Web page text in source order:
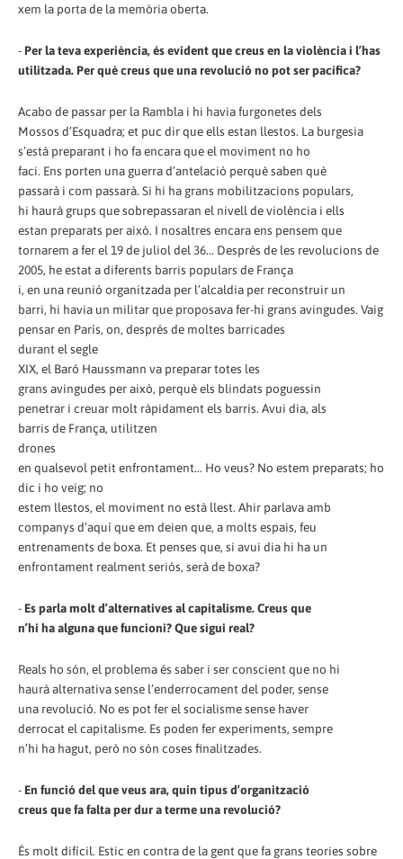
xem la porta de la memòria oberta.
- Per la teva experiència, és evident que creus en la violència i l’has
utilitzada. Per què creus que una revolució no pot ser pacífica?
Acabo de passar per la Rambla i hi havia furgonetes dels
Mossos d’Esquadra; et puc dir que ells estan llestos. La burgesia
s’està preparant i ho fa encara que el moviment no ho
faci. Ens porten una guerra d’antelació perquè saben què
passarà i com passarà. Si hi ha grans mobilitzacions populars,
hi haurà grups que sobrepassaran el nivell de violència i ells
estan preparats per això. I nosaltres encara ens pensem que
tornarem a fer el 19 de juliol del 36... Després de les revolucions de
2005, he estat a diferents barris populars de França
i, en una reunió organitzada per l’alcaldia per reconstruir un
barri, hi havia un militar que proposava fer-hi grans avingudes. Vaig
pensar en París, on, després de moltes barricades
durant el segle
XIX, el Baró Haussmann va preparar totes les
grans avingudes per això, perquè els blindats poguessin
penetrar i creuar molt ràpidament els barris. Avui dia, als
barris de França, utilitzen
drones
en qualsevol petit enfrontament... Ho veus? No estem preparats; ho
dic i ho veig; no
estem llestos, el moviment no està llest. Ahir parlava amb
companys d’aquí que em deien que, a molts espais, feu
entrenaments de boxa. Et penses que, si avui dia hi ha un
enfrontament realment seriós, serà de boxa?
- Es parla molt d’alternatives al capitalisme. Creus que
n’hi ha alguna que funcioni? Que sigui real?
Reals ho són, el problema és saber i ser conscient que no hi
haurà alternativa sense l’enderrocament del poder, sense
una revolució. No es pot fer el socialisme sense haver
derrocat el capitalisme. Es poden fer experiments, sempre
n’hi ha hagut, però no són coses finalitzades.
- En funció del que veus ara, quin tipus d’organització
creus que fa falta per dur a terme una revolució?
És molt difícil. Estic en contra de la gent que fa grans teories sobre